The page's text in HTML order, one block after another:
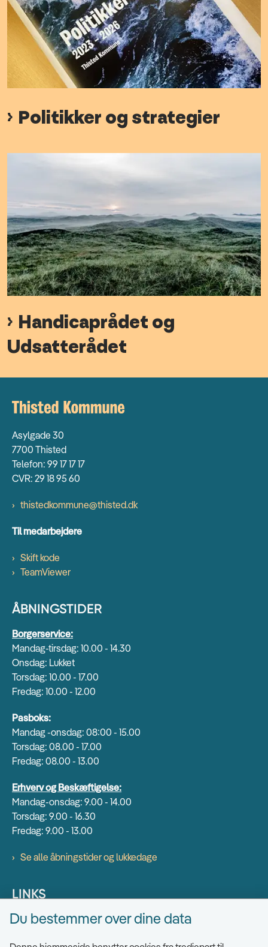
Politikker og strategier
Handicaprådet og
Udsatterådet
Asylgade 30
7700 Thisted
Telefon: 99 17 17 17
CVR: 29 18 95 60
thistedkommune@thisted.dk
Til medarbejdere
Skift kode
TeamViewer
ÅBNINGSTIDER
Borgerservice:
Mandag-tirsdag: 10.00 - 14.30
Onsdag: Lukket
Torsdag: 10.00 - 17.00
Fredag: 10.00 - 12.00
Pasboks:
Mandag -onsdag: 08:00 - 15.00
Torsdag: 08.00 - 17.00
Fredag: 08.00 - 13.00
Erhverv og Beskæftigelse:
Mandag-onsdag: 9.00 - 14.00
Torsdag: 9.00 - 16.30
Fredag: 9.00 - 13.00
Se alle åbningstider og lukkedage
LINKS
Find EAN numre
Send sikkert
Du bestemmer over dine data